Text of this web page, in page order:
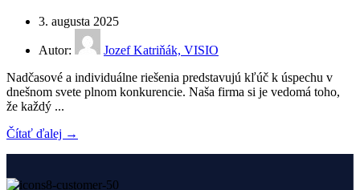
3. augusta 2025
Autor:
Jozef Katriňák, VISIO
Nadčasové a individuálne riešenia predstavujú kľúč k úspechu v
dnešnom svete plnom konkurencie. Naša firma si je vedomá toho,
že každý ...
Čítať ďalej →